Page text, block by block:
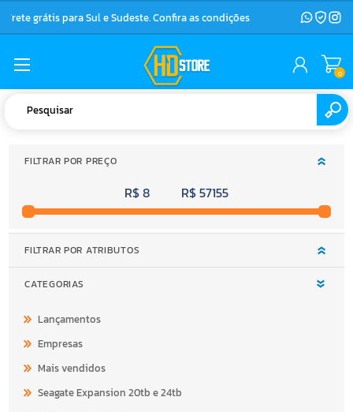
Frete grátis para Sul e Sudeste. Confira as condições
0
FILTRAR POR PREÇO
R$ 8 R$ 57155
FILTRAR POR ATRIBUTOS
CATEGORIAS
Lançamentos
Empresas
Mais vendidos
Seagate Expansion 20tb e 24tb